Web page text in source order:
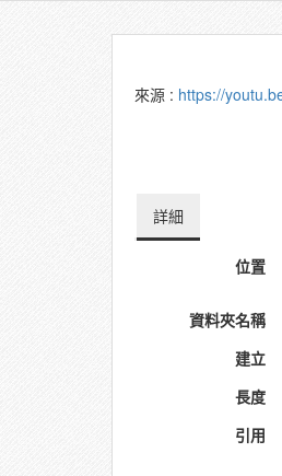
來源 : https://
詳細
位置
資料夾名稱
建立
長度
引用